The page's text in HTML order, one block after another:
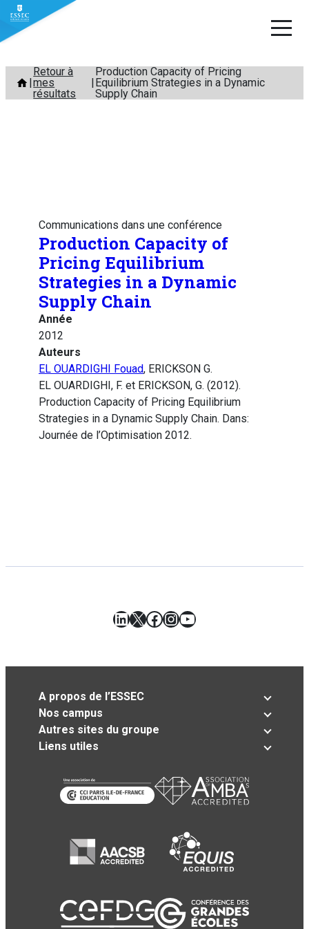
Aller
contenu
Retour à
mes
résultats
Production Capacity of Pricing
Equilibrium Strategies in a Dynamic
Supply Chain
Communications dans une conférence
Production Capacity of
Pricing Equilibrium
Strategies in a Dynamic
Supply Chain
Année
2012
Auteurs
EL OUARDIGHI Fouad, ERICKSON G.
EL OUARDIGHI, F. et ERICKSON, G. (2012).
Production Capacity of Pricing Equilibrium
Strategies in a Dynamic Supply Chain. Dans:
Journée de l’Optimisation 2012.
LinkedIn
X Facebook
Instagram
YouTube
A propos de l’ESSEC
Nos campus
Autres sites du groupe
Liens utiles